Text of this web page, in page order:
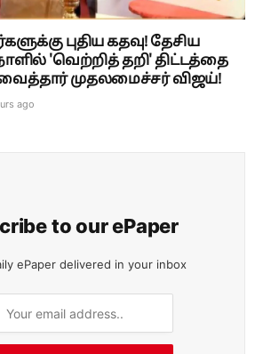
புதிய கதவு! தேசிய
'வெற்றித் தறி' திட்டத்தை
முதலமைச்சர் விஜய்!
ago
to our ePaper
ePaper delivered in your inbox